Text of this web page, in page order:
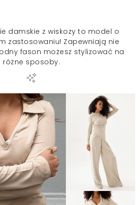
damskie z wiskozy to model o
zastosowaniu! Zapewniają nie
fason możesz stylizować na
różne sposoby.